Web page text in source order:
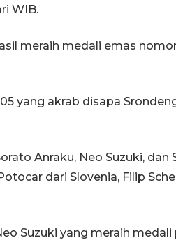
WIB.
meraih medali emas
yang akrab disapa
Anraku, Neo Suzuki, dan
dari Slovenia, Filip
Suzuki yang meraih medali